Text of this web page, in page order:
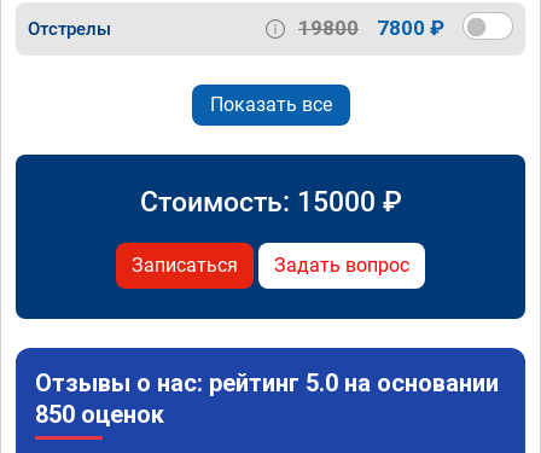
Отстрелы 19800 7800 ₽
Показать все
Стоимость: 15000 ₽
Записаться Задать вопрос
Отзывы о нас: рейтинг 5.0 на основании
850 оценок